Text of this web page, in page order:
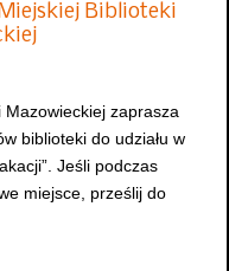
Biblioteki
zaprasza
biblioteki do udziału w
Jeśli podczas
miejsce, prześlij do